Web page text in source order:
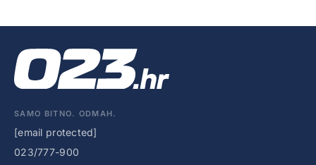
SAMO BITNO. ODMAH.
[email protected]
023/777-900